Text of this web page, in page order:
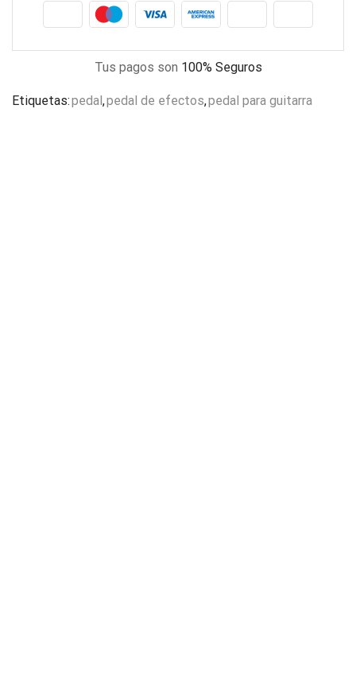
Tus pagos son 100% Seguros
Etiquetas:pedal,pedal de efectos,pedal para guitarra